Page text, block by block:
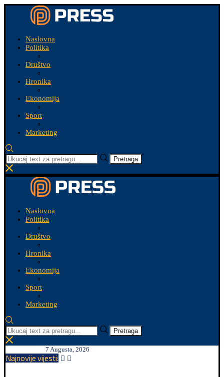
Naslovna
Politika
Društvo
Hronika
Ekonomija
Sport
Marketing
Pretraga
Naslovna
Politika
Društvo
Hronika
Ekonomija
Sport
Marketing
Pretraga
7 Augusta, 2026
Najnovije vijesti: